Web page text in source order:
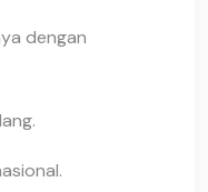
dengan